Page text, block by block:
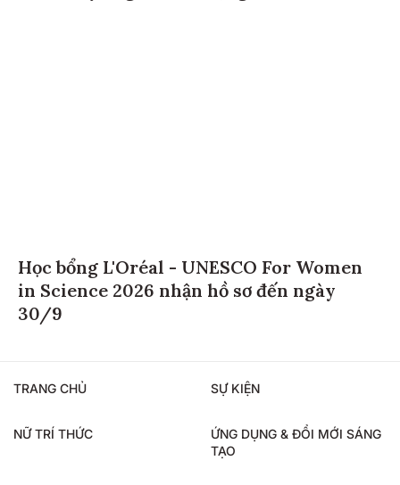
Học bổng L'Oréal - UNESCO For Women
in Science 2026 nhận hồ sơ đến ngày
30/9
TRANG CHỦ SỰ KIỆN
NỮ TRÍ THỨC
ỨNG DỤNG & ĐỔI MỚI SÁNG
TẠO